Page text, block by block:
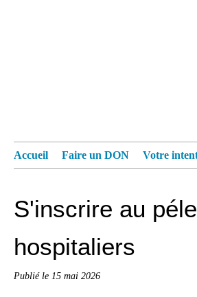
Accueil Faire un DON Votre
S'inscrire au
hospitaliers
Publié le 15 mai 2026